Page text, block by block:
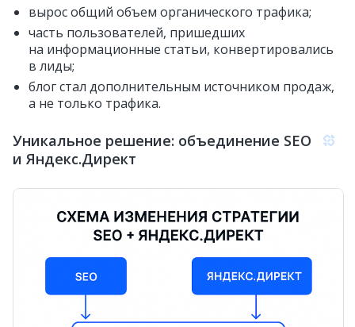
вырос общий объем органического трафика;
часть пользователей, пришедших
на информационные статьи, конвертировались
в лиды;
блог стал дополнительным источником продаж,
а не только трафика.
Уникальное решение: объединение SEO
и Яндекс.Директ